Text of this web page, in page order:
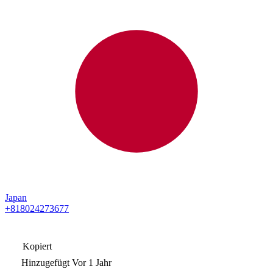
Japan
+818024273677
Kopiert
Hinzugefügt Vor 1 Jahr